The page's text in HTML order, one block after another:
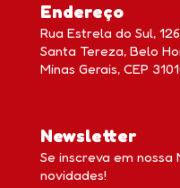
Endereço
Rua Estrela do Sul, 126
Santa Tereza, Belo
Minas Gerais, CEP
Newsletter
Se inscreva em
novidades!